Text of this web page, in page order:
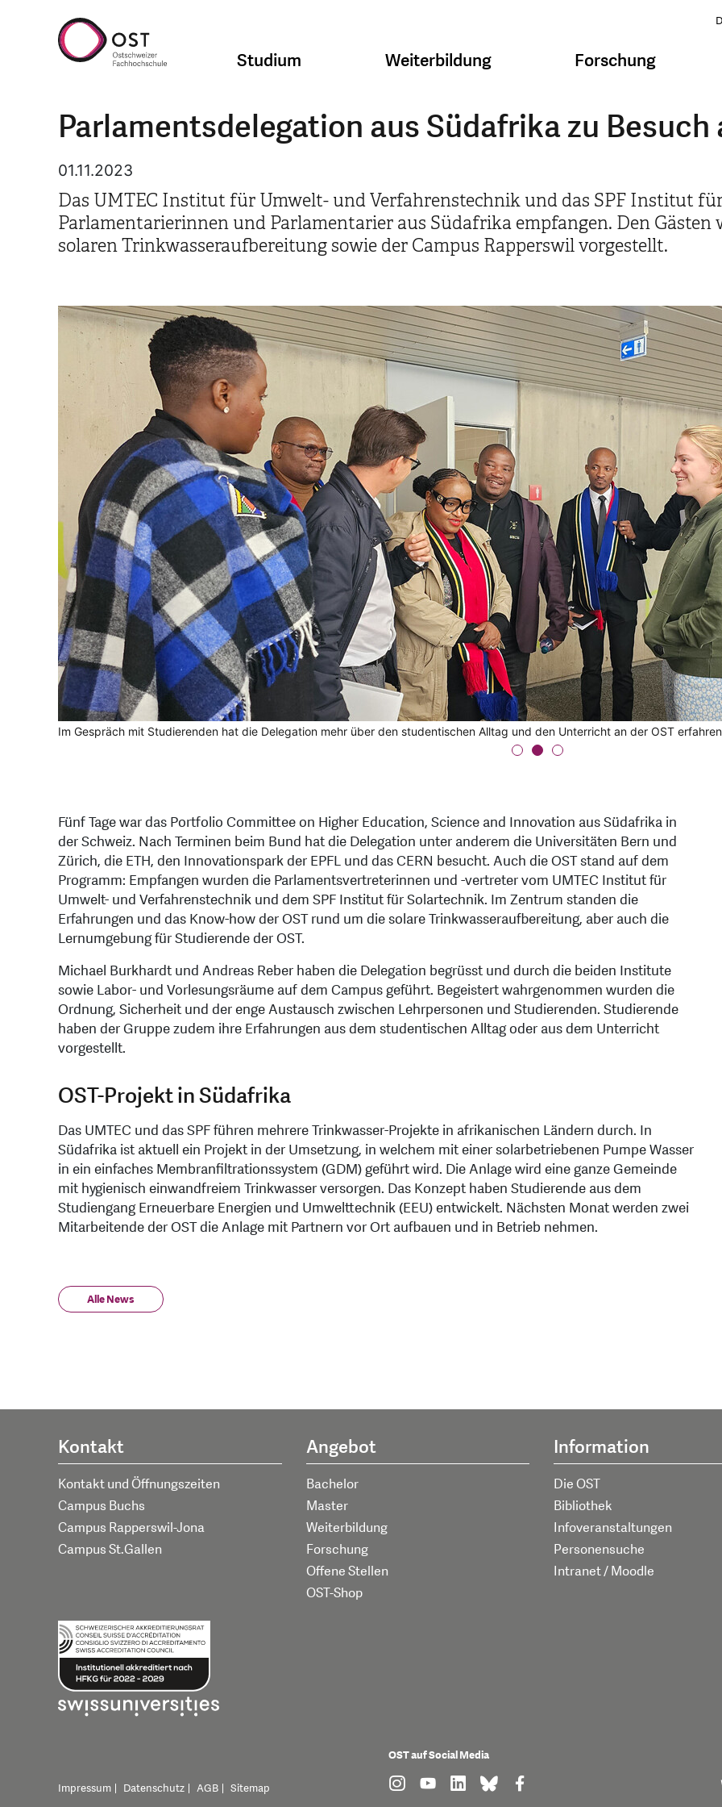
Studium Weiterbildung Forschung
Parlamentsdelegation aus Südafrika zu Besuch
01.11.2023
Das UMTEC Institut für Umwelt- und Verfahrenstechnik und das SPF Institut
Parlamentarierinnen und Parlamentarier aus Südafrika empfangen. Den Gästen
solaren Trinkwasseraufbereitung sowie der Campus Rapperswil vorgestellt.
Das Portfolio Committee on Higher Education, Science and Innovation aus Südafrika hat an der OST die Institute UMTEC und
Im Gespräch mit Studierenden hat die Delegation mehr über den studentischen Alltag und den Unterricht an der OST
Michael Burkhardt und Andreas Reber haben die Gäste über den Campus und durch das SPF und UMTEC geführt.
Fünf Tage war das Portfolio Committee on Higher Education, Science and Innovation aus Südafrika in
der Schweiz. Nach Terminen beim Bund hat die Delegation unter anderem die Universitäten Bern und
Zürich, die ETH, den Innovationspark der EPFL und das CERN besucht. Auch die OST stand auf dem
Programm: Empfangen wurden die Parlamentsvertreterinnen und -vertreter vom UMTEC Institut für
Umwelt- und Verfahrenstechnik und dem SPF Institut für Solartechnik. Im Zentrum standen die
Erfahrungen und das Know-how der OST rund um die solare Trinkwasseraufbereitung, aber auch die
Lernumgebung für Studierende der OST.
Michael Burkhardt und Andreas Reber haben die Delegation begrüsst und durch die beiden Institute
sowie Labor- und Vorlesungsräume auf dem Campus geführt. Begeistert wahrgenommen wurden die
Ordnung, Sicherheit und der enge Austausch zwischen Lehrpersonen und Studierenden. Studierende
haben der Gruppe zudem ihre Erfahrungen aus dem studentischen Alltag oder aus dem Unterricht
vorgestellt.
OST-Projekt in Südafrika
Das UMTEC und das SPF führen mehrere Trinkwasser-Projekte in afrikanischen Ländern durch. In
Südafrika ist aktuell ein Projekt in der Umsetzung, in welchem mit einer solarbetriebenen Pumpe Wasser
in ein einfaches Membranfiltrationssystem (GDM) geführt wird. Die Anlage wird eine ganze Gemeinde
mit hygienisch einwandfreiem Trinkwasser versorgen. Das Konzept haben Studierende aus dem
Studiengang Erneuerbare Energien und Umwelttechnik (EEU) entwickelt. Nächsten Monat werden zwei
Mitarbeitende der OST die Anlage mit Partnern vor Ort aufbauen und in Betrieb nehmen.
Alle News
Kontakt
Kontakt und Öffnungszeiten
Campus Buchs
Campus Rapperswil-Jona
Campus St.Gallen
Angebot
Bachelor
Master
Weiterbildung
Forschung
Offene Stellen
OST-Shop
Information
Die OST
Bibliothek
Infoveranstaltungen
Personensuche
Intranet / Moodle
Impressum Datenschutz AGB Sitemap
OST auf Social Media
find us on: instagram
find us on: youtube
find us on: linkedin
find us on: bluesky
find us on: facebook